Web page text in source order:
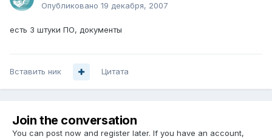
Опубликовано 19 декабря, 2007
есть 3 штуки ПО, документы
Вставить ник Цитата
Join the conversation
You can post now and register later. If you have an account,